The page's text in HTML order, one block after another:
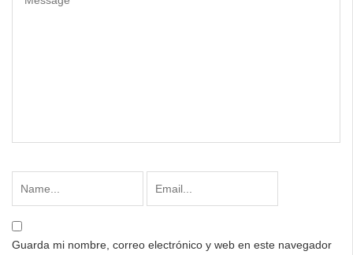
Guarda mi nombre, correo electrónico y web en este navegador